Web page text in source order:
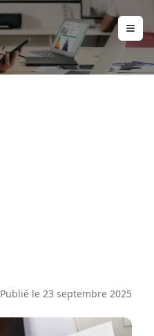
Publié le 23 septembre 2025